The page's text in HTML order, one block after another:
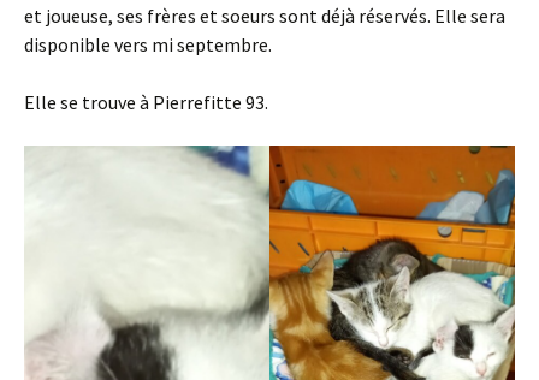
et joueuse, ses frères et soeurs sont déjà réservés. Elle sera
disponible vers mi septembre.
Elle se trouve à Pierrefitte 93.